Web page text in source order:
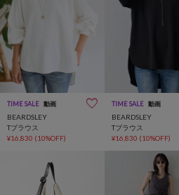
TIME SALE 動画
BEARDSLEY
Tブラウス
¥16,830 (10%OFF)
TIME SALE 動画
BEARDSLEY
Tブラウス
¥16,830 (10%OFF)